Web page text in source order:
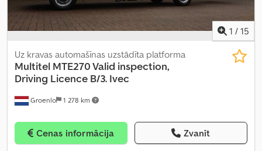
1 / 15
Groenlo 1 278 km
Uz kravas automašīnas uzstādīta platforma
Multitel MTE270 Valid inspection,
Driving Licence B/3. Ivec
Cenas informācija Zvanīt